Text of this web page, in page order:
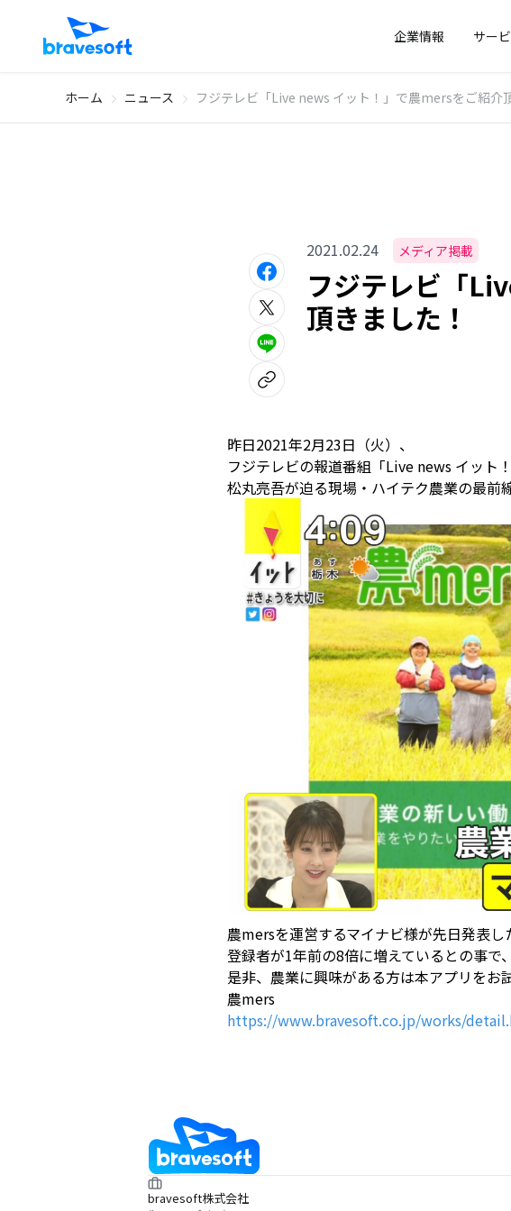
企業情報 サー
ホーム ニュース フジテレビ「Live news イット！」で農mersをご紹介
2021.02.24 メディア掲載
フジテレビ「
頂きました！
昨日2021年2月23日（火）、
フジテレビの報道番組「Live news イット！
松丸亮吾が迫る現場・ハイテク農業の最前
農mersを運営するマイナビ様が先日発表し
登録者が1年前の8倍に増えているとの事で
是非、農業に興味がある方は本アプリをお
農mers
https://www.bravesoft.co.jp/works/
bravesoft株式会社